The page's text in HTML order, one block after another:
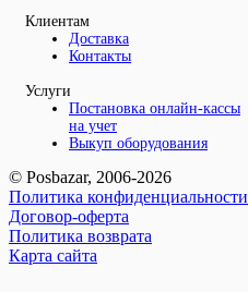
Клиентам
Доставка
Контакты
Услуги
Постановка онлайн-кассы
на учет
Выкуп оборудования
© Posbazar, 2006-2026
Политика конфиденциальности
Договор-оферта
Политика возврата
Карта сайта